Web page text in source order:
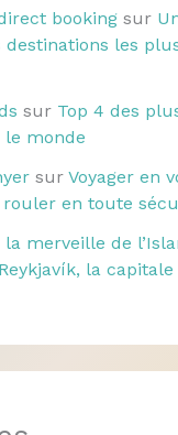
bookingsur
les
sur Top 4 des
monde
sur Voyager en
en toute
merveille de
la capitale